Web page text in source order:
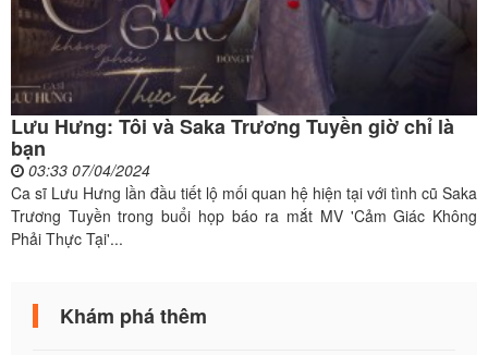
Lưu Hưng: Tôi và Saka Trương Tuyền giờ chỉ là
bạn
03:33 07/04/2024
Ca sĩ Lưu Hưng lần đầu tiết lộ mối quan hệ hiện tại với tình cũ Saka
Trương Tuyền trong buổi họp báo ra mắt MV 'Cảm Giác Không
Phải Thực Tại'...
Khám phá thêm